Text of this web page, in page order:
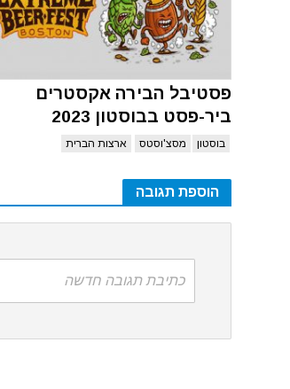
פסטיבל הבירה אקסטרים
ביר-פסט בבוסטון 2023
בוסטון מסצ'וסטס ארצות הברית
הוספת תגובה
כתיבת תגובה חדשה